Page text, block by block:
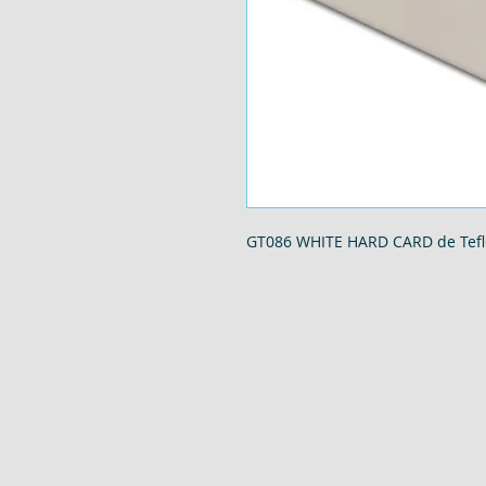
GT086 WHITE HARD CARD de